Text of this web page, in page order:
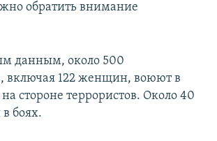
обратить внимание
данным, около 500
включая 122 женщин, воюют в
стороне террористов. Около 40
боях.